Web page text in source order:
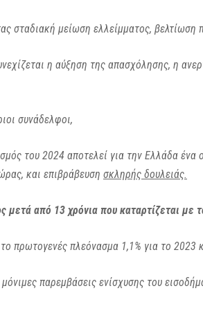
σταδιακή μείωση ελλείμματος,
η αύξηση της απασχόλησης, η
συνάδελφοι,
του 2024 αποτελεί για την Ελλάδα
και επιβράβευση σκληρής δουλειάς.
μετά από 13 χρόνια που καταρτίζεται με
πρωτογενές πλεόνασμα 1,1% για το 2023
παρεμβάσεις ενίσχυσης του